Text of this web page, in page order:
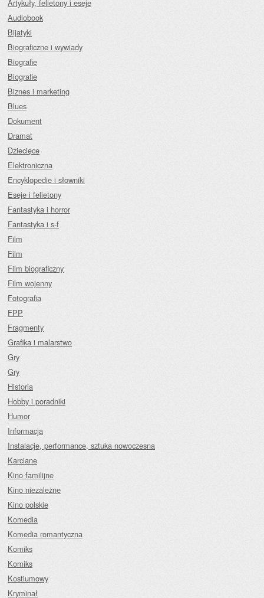
Artykuły, felietony i eseje
Audiobook
Bijatyki
Biograficzne i wywiady
Biografie
Biografie
Biznes i marketing
Blues
Dokument
Dramat
Dziecięce
Elektroniczna
Encyklopedie i słowniki
Eseje i felietony
Fantastyka i horror
Fantastyka i s-f
Film
Film
Film biograficzny
Film wojenny
Fotografia
FPP
Fragmenty
Grafika i malarstwo
Gry
Gry
Historia
Hobby i poradniki
Humor
Informacja
Instalacje, performance, sztuka nowoczesna
Karciane
Kino familijne
Kino niezależne
Kino polskie
Komedia
Komedia romantyczna
Komiks
Komiks
Kostiumowy
Kryminał